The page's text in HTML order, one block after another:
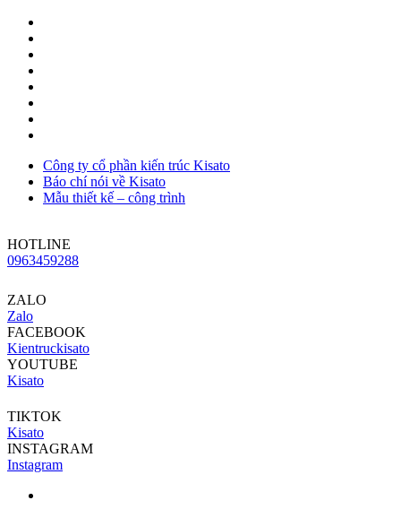
Công ty cổ phần kiến trúc Kisato
Báo chí nói về Kisato
Mẫu thiết kế – công trình
HOTLINE
0963459288
ZALO
Zalo
FACEBOOK
Kientruckisato
YOUTUBE
Kisato
TIKTOK
Kisato
INSTAGRAM
Instagram